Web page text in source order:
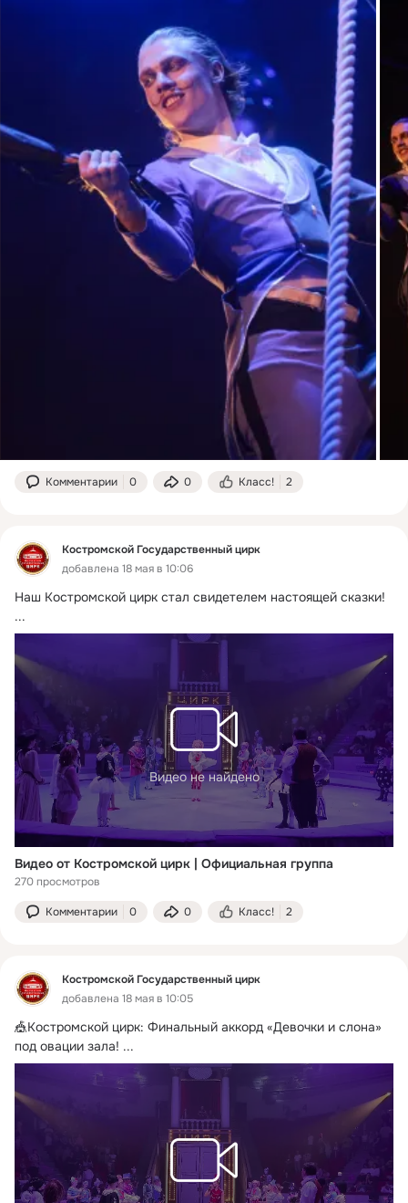
Комментарии 0 0 Класс! 2
Костромской Государственный цирк
добавлена 18 мая в 10:06
Наш Костромской цирк стал свидетелем настоящей сказки!
...
Видео не найдено
Видео от Костромской цирк | Официальная группа
270 просмотров
Комментарии 0 0 Класс! 2
Костромской Государственный цирк
добавлена 18 мая в 10:05
🎪Костромской цирк: Финальный аккорд «Девочки и слона»
под овации зала! ...